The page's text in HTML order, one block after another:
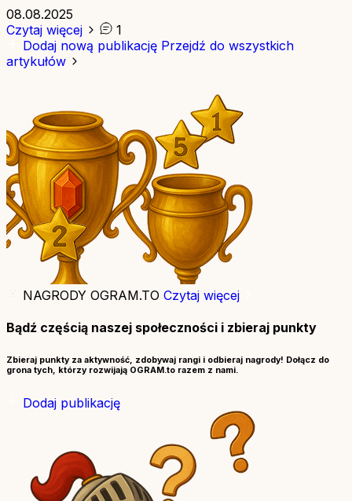
08.08.2025
Czytaj więcej
1
Dodaj nową publikację Przejdź do wszystkich
artykułów
NAGRODY OGRAM.TO Czytaj więcej
Bądź częścią naszej społeczności i zbieraj punkty
Zbieraj punkty za aktywność, zdobywaj rangi i odbieraj nagrody! Dołącz do
grona tych, którzy rozwijają OGRAM.to razem z nami.
Dodaj publikację